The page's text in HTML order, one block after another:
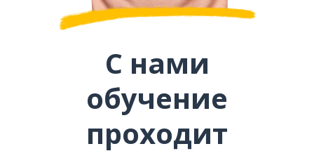
С нами
обучение
проходит